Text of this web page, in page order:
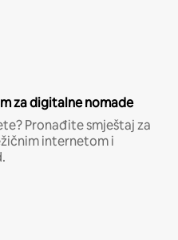
za digitalne nomade
Pronađite smještaj za
internetom i